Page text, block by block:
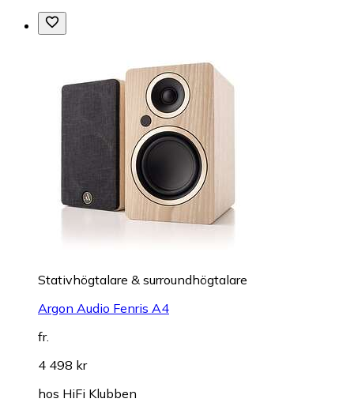
Stativhögtalare & surroundhögtalare
Argon Audio Fenris A4
fr.
4 498 kr
hos HiFi Klubben